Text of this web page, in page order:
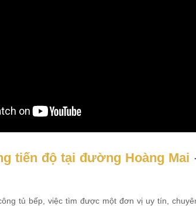
tiến độ tại đường Hoàng Mai
tủ bếp, việc tìm được một đơn vị uy tín,